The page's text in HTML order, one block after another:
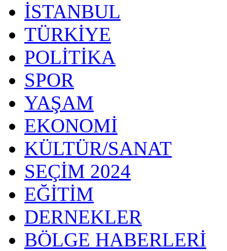
İSTANBUL
TÜRKİYE
POLİTİKA
SPOR
YAŞAM
EKONOMİ
KÜLTÜR/SANAT
SEÇİM 2024
EĞİTİM
DERNEKLER
BÖLGE HABERLERİ